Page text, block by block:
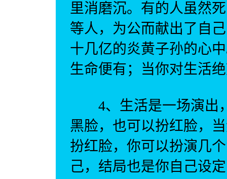
里消磨沉。有的人虽然
等人，为公而献出了自
十几亿的炎黄子孙的心
生命便有；当你对生活
4、生活是一场演出
黑脸，也可以扮红脸，
扮红脸，你可以扮演几
己，结局也是你自己设